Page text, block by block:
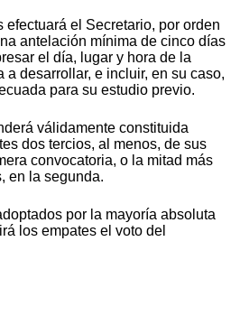
efectuará el Secretario, por orden
antelación mínima de cinco días
el día, lugar y hora de la
a desarrollar, e incluir, en su caso,
para su estudio previo.
válidamente constituida
dos tercios, al menos, de sus
convocatoria, o la mitad más
en la segunda.
por la mayoría absoluta
los empates el voto del